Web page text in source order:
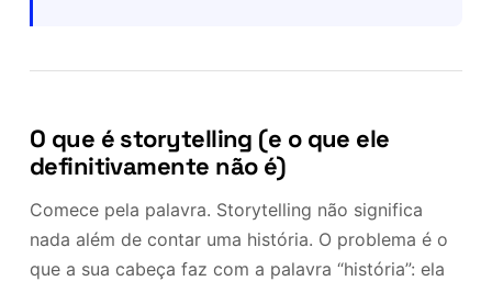
O que é storytelling (e o que ele
definitivamente não é)
Comece pela palavra. Storytelling não significa
nada além de contar uma história. O problema é o
que a sua cabeça faz com a palavra “história”: ela